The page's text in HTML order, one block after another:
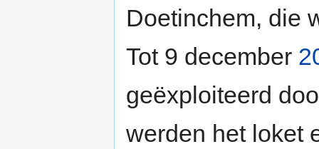
Doetinchem, die
Tot 9 december
geëxploiteerd
werden het loket